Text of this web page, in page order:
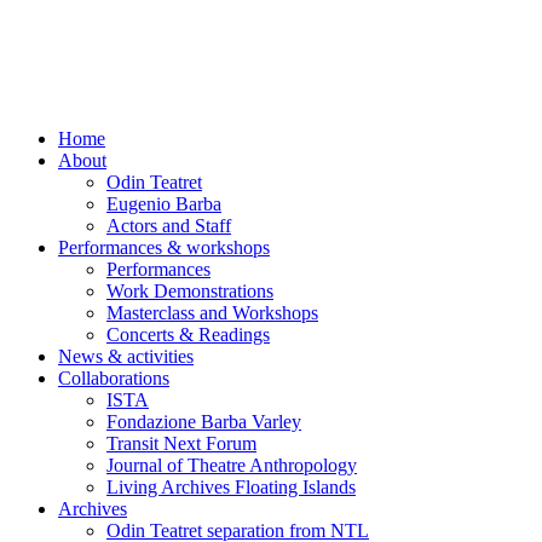
Home
About
Odin Teatret
Eugenio Barba
Actors and Staff
Performances & workshops
Performances
Work Demonstrations
Masterclass and Workshops
Concerts & Readings
News & activities
Collaborations
ISTA
Fondazione Barba Varley
Transit Next Forum
Journal of Theatre Anthropology
Living Archives Floating Islands
Archives
Odin Teatret separation from NTL